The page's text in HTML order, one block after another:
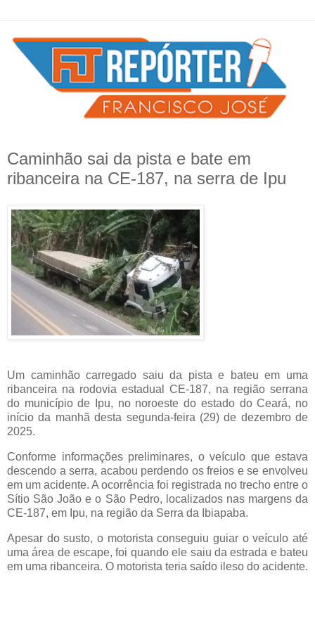
Caminhão sai da pista e bate em
ribanceira na CE-187, na serra de Ipu
Um caminhão carregado saiu da pista e bateu em uma
ribanceira na rodovia estadual CE-187, na região serrana
do município de Ipu, no noroeste do estado do Ceará, no
início da manhã desta segunda-feira (29) de dezembro de
2025.
Conforme informações preliminares, o veículo que estava
descendo a serra, acabou perdendo os freios e se envolveu
em um acidente. A ocorrência foi registrada no trecho entre o
Sítio São João e o São Pedro, localizados nas margens da
CE-187, em Ipu, na região da Serra da Ibiapaba.
Apesar do susto, o motorista conseguiu guiar o veículo até
uma área de escape, foi quando ele saiu da estrada e bateu
em uma ribanceira. O motorista teria saído ileso do acidente.